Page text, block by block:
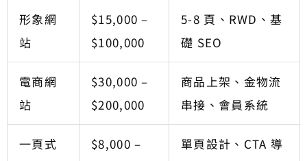
形象網
站
$15,000 –
$100,000
5-8 頁、RWD、基
礎 SEO
電商網
站
$30,000 –
$200,000
商品上架、金物流
串接、會員系統
一頁式
$8,000 –
單頁設計、CTA 導